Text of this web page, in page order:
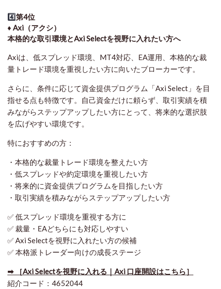
4️⃣第4位
♦️ Axi（アクシ）
本格的な取引環境とAxi Selectを視野に入れたい方へ
Axiは、低スプレッド環境、MT4対応、EA運用、本格的な裁
量トレード環境を重視したい方に向いたブローカーです。
さらに、条件に応じて資金提供プログラム「Axi Select」を目
指せる点も特徴です。自己資金だけに頼らず、取引実績を積
みながらステップアップしたい方にとって、将来的な選択肢
を広げやすい環境です。
特におすすめの方：
・本格的な裁量トレード環境を整えたい方
・低スプレッドや約定環境を重視したい方
・将来的に資金提供プログラムを目指したい方
・取引実績を積みながらステップアップしたい方
✅ 低スプレッド環境を重視する方に
✅ 裁量・EAどちらにも対応しやすい
✅ Axi Selectを視野に入れたい方の候補
✅ 本格派トレーダー向けの成長ステージ
➡ ［Axi Selectを視野に入れる｜Axi 口座開設はこちら］
紹介コード：4652044